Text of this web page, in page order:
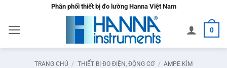
nội
dung
Phân phối thiết bị đo lường Hanna Việt Nam
0
TRANG CHỦ / THIẾT BỊ ĐO ĐIỆN, ĐỘNG CƠ / AMPE KÌM